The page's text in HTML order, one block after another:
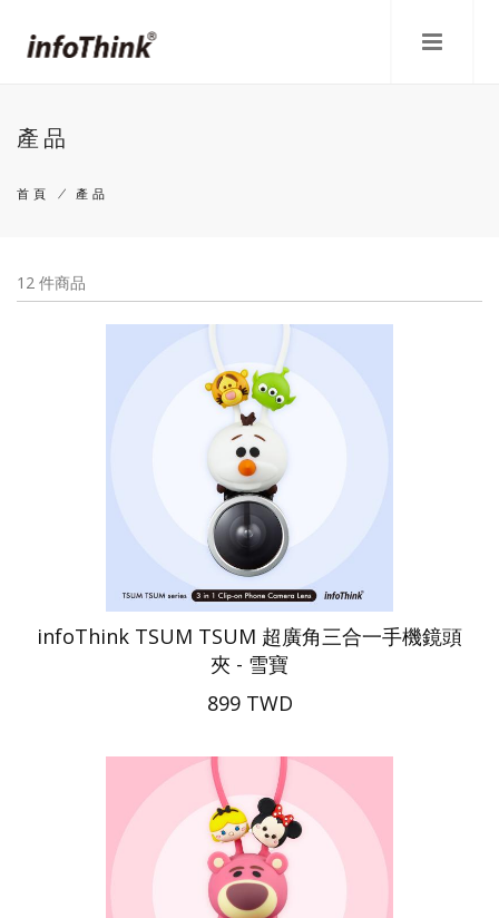
產品
航
連
首頁 / 產品
12 件商品
infoThink TSUM TSUM 超廣角三合一手機鏡頭
夾 - 雪寶
899 TWD